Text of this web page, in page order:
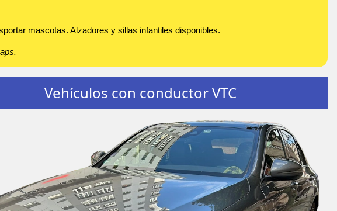
mascotas. Alzadores y sillas infantiles disponibles.
.
Vehículos con conductor VTC